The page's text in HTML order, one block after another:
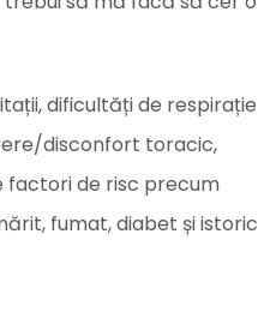
dificultăți de respirație
disconfort toracic,
factori de risc precum
fumat, diabet și istoric